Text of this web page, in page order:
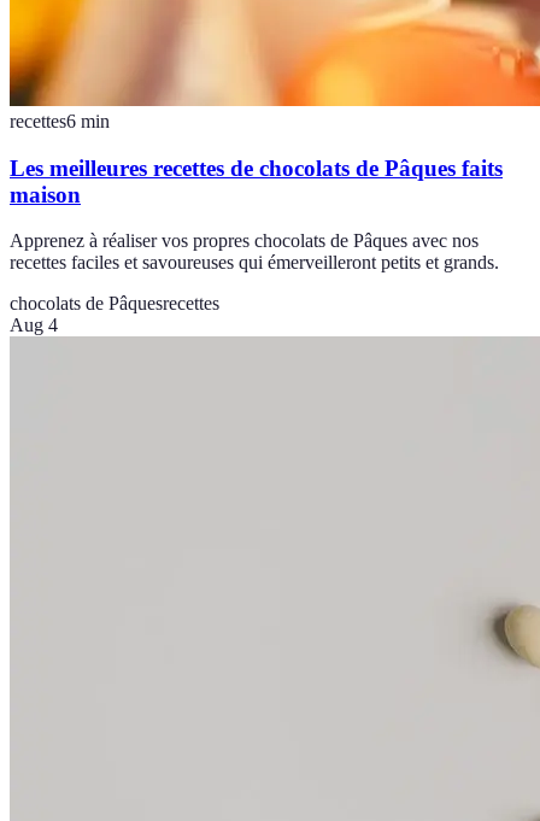
recettes6 min
Les meilleures recettes de chocolats de Pâques faits
maison
Apprenez à réaliser vos propres chocolats de Pâques avec nos
recettes faciles et savoureuses qui émerveilleront petits et grands.
chocolats de Pâquesrecettes
Aug 4